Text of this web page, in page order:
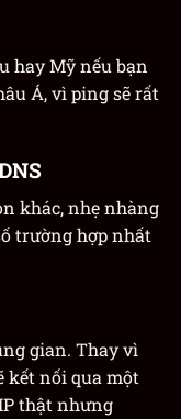
hay Mỹ nếu bạn
Á, vì ping sẽ rất
khác, nhẹ nhàng
trường hợp nhất
gian. Thay vì
kết nối qua một
thật nhưng